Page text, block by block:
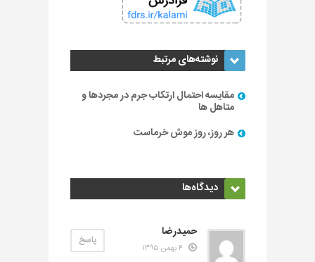
نوشته‌های مرتبط
مقایسه احتمال ارتکاب جرم در مجردها و
متاهل ها
هر روز، روز موش خرماست
دیدگاه‌ها
پاسخ حمیدرضا